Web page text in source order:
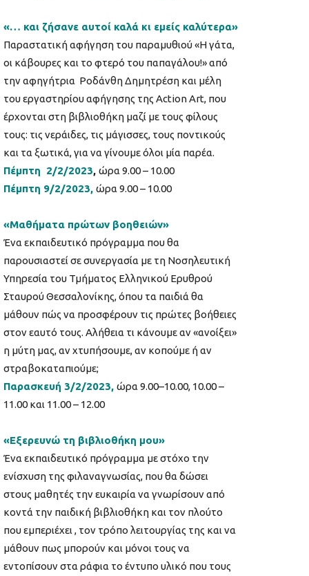
«… και ζήσανε αυτοί καλά κι εμείς καλύτερα»
Παραστατική αφήγηση του παραμυθιού «Η γάτα,
οι κάβουρες και το φτερό του παπαγάλου!» από
την αφηγήτρια Ροδάνθη Δημητρέση και μέλη
του εργαστηρίου αφήγησης της Action Art, που
έρχονται στη βιβλιοθήκη μαζί με τους φίλους
τους: τις νεράιδες, τις μάγισσες, τους ποντικούς
και τα ξωτικά, για να γίνουμε όλοι μία παρέα.
Πέμπτη 2/2/2023, ώρα 9.00 – 10.00
Πέμπτη 9/2/2023, ώρα 9.00 – 10.00
«Μαθήματα πρώτων βοηθειών»
Ένα εκπαιδευτικό πρόγραμμα που θα
παρουσιαστεί σε συνεργασία με τη Νοσηλευτική
Υπηρεσία του Τμήματος Ελληνικού Ερυθρού
Σταυρού Θεσσαλονίκης, όπου τα παιδιά θα
μάθουν πώς να προσφέρουν τις πρώτες βοήθειες
στον εαυτό τους. Αλήθεια τι κάνουμε αν «ανοίξει»
η μύτη μας, αν χτυπήσουμε, αν κοπούμε ή αν
στραβοκαταπιούμε;
Παρασκευή 3/2/2023, ώρα 9.00–10.00, 10.00 –
11.00 και 11.00 – 12.00
«Εξερευνώ τη βιβλιοθήκη μου»
Ένα εκπαιδευτικό πρόγραμμα με στόχο την
ενίσχυση της φιλαναγνωσίας, που θα δώσει
στους μαθητές την ευκαιρία να γνωρίσουν από
κοντά την παιδική βιβλιοθήκη και τον πλούτο
που εμπεριέχει , τον τρόπο λειτουργίας της και να
μάθουν πως μπορούν και μόνοι τους να
εντοπίσουν στα ράφια το έντυπο υλικό που τους